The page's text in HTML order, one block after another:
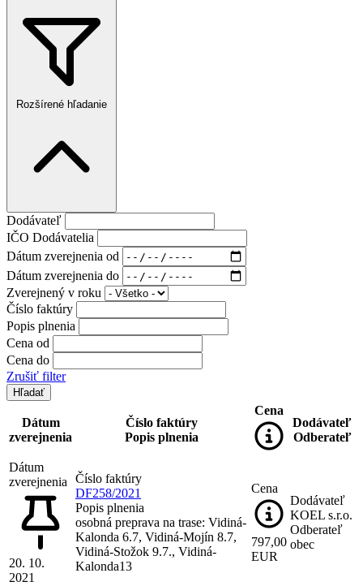
Rozšírené hľadanie
Dodávateľ
IČO Dodávatelia
Dátum zverejnenia od
Dátum zverejnenia do
Zverejnený v roku
Číslo faktúry
Popis plnenia
Cena od
Cena do
Zrušiť filter
Dátum
zverejnenia
Číslo faktúry
Popis plnenia
Cena
Dodávateľ
Odberateľ
Dátum
zverejnenia
20. 10.
2021
Číslo faktúry
DF258/2021
Popis plnenia
osobná preprava na trase: Vidiná-
Kalonda 6.7, Vidiná-Mojín 8.7,
Vidiná-Stožok 9.7., Vidiná-
Kalonda13
Cena
797,00
EUR
Dodávateľ
KOEL s.r.o.
Odberateľ
obec